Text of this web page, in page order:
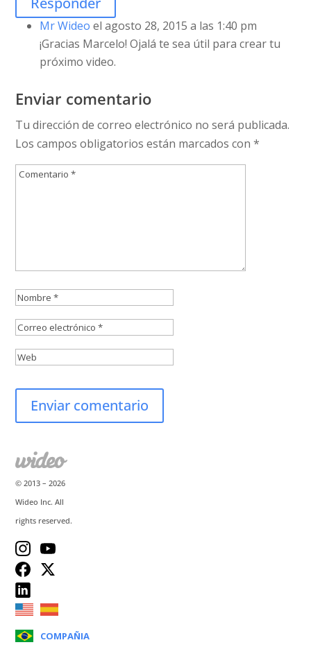
Mr Wideo el agosto 28, 2015 a las 1:40 pm
¡Gracias Marcelo! Ojalá te sea útil para crear tu
próximo video.
Enviar comentario
Tu dirección de correo electrónico no será publicada.
Los campos obligatorios están marcados con*
© 2013 – 2026
Wideo Inc. All
rights reserved.
COMPAÑIA